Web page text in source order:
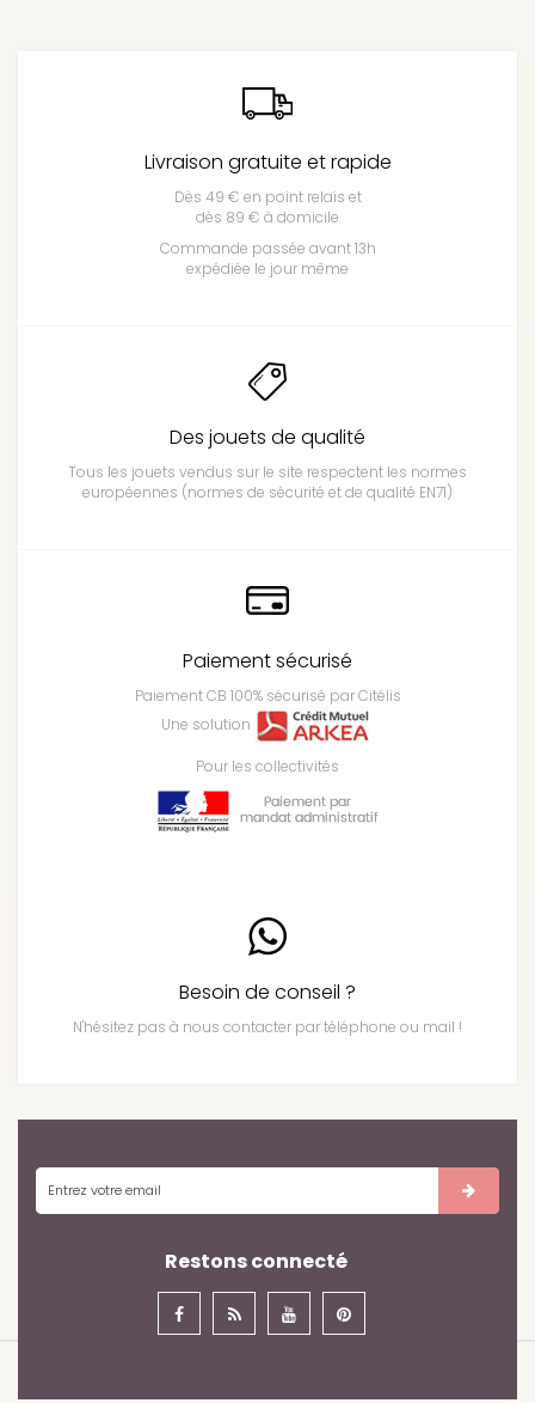
Livraison gratuite et rapide
Dès 49 € en point relais et
dès 89 € à domicile
Commande passée avant 13h
expédiée le jour même
Des jouets de qualité
Tous les jouets vendus sur le site respectent les normes
européennes (normes de sécurité et de qualité EN71)
Paiement sécurisé
Paiement CB 100% sécurisé par Citélis
Une solution
Pour les collectivités
Besoin de conseil ?
N'hésitez pas à nous contacter par téléphone ou mail !
Restons connecté